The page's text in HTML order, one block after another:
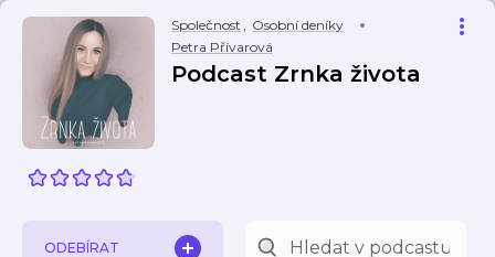
Společnost , Osobní deníky
Petra Přívarová
Podcast Zrnka života
ODEBÍRAT